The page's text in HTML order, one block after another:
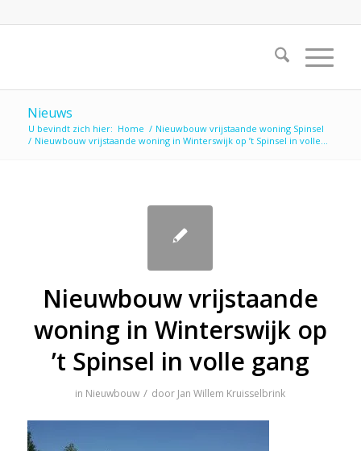
Nieuws
U bevindt zich hier: Home / Nieuwbouw vrijstaande woning Spinsel
/ Nieuwbouw vrijstaande woning in Winterswijk op ’t Spinsel in volle...
Nieuwbouw vrijstaande
woning in Winterswijk op
’t Spinsel in volle gang
in Nieuwbouw / door Jan Willem Kruisselbrink